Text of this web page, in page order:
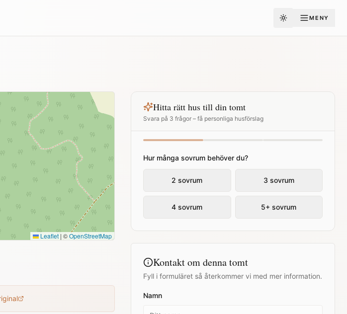
Toggle theme
MENY
Leaflet | ©OpenStreetMap
Hitta rätt hus till din tomt
Svara på 3 frågor – få personliga husförslag
Hur många sovrum behöver du?
2 sovrum 3 sovrum
4 sovrum 5+ sovrum
Kontakt om denna tomt
Fyll i formuläret så återkommer vi med mer information.
Namn